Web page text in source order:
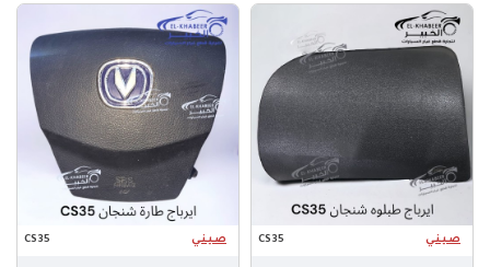
صـيـنـي CS35 صـيـنـي CS35